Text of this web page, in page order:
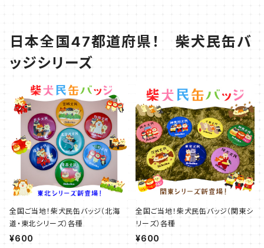
日本全国47都道府県！ 柴犬民缶バ
ッジシリーズ
全国ご当地！柴犬民缶バッジ（北海
道・東北シリーズ）各種
¥600
全国ご当地！柴犬民缶バッジ（関東シ
リーズ）各種
¥600